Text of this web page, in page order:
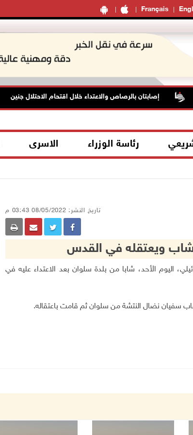
Français
إصابتان بالرصاص والاعتداء خلال اقتحام الاحتلال جنين
رئاسة الوزراء الاسرى
تاريخ النشر: 08/05/2022 03:43 م
شاب ويعتقله في القدس
الإسرائيلي، اليوم الأحد، شابا من بلدة سلوان بعد الاعتداء عليه في
سفيان نضال النتشة من سلوان ثم قامت باعتقاله.